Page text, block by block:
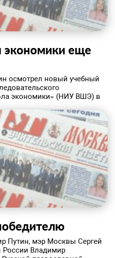
еще
осмотрел новый учебный
экономики» (НИУ ВШЭ) в
Путин, мэр Москвы Сергей
России Владимир